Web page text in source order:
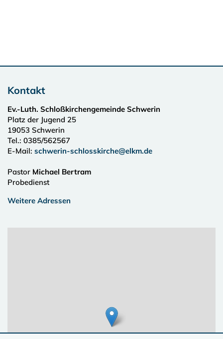
Kontakt
Ev.-Luth. Schloßkirchengemeinde Schwerin
Platz der Jugend 25
19053 Schwerin
Tel.: 0385/562567
E-Mail: schwerin-schlosskirche@elkm.de
Pastor Michael Bertram
Probedienst
Weitere Adressen